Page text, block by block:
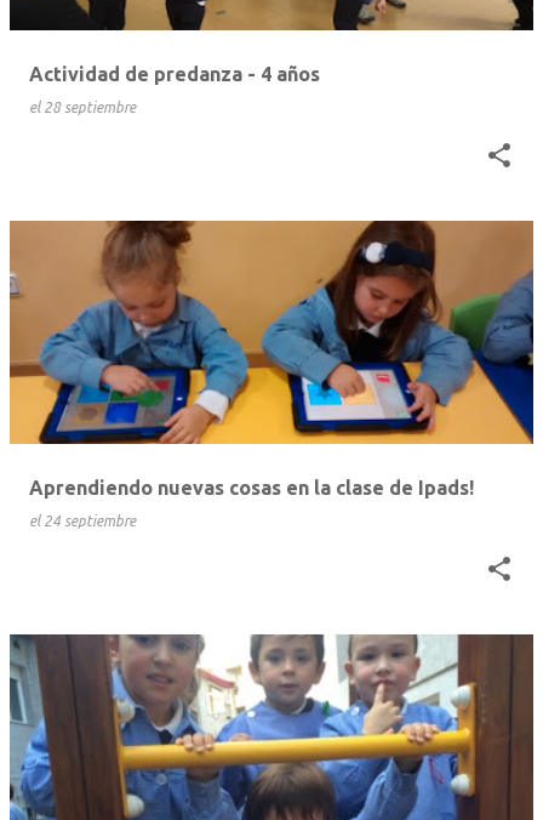
Actividad de predanza - 4 años
el 28 septiembre
Aprendiendo nuevas cosas en la clase de Ipads!
el 24 septiembre